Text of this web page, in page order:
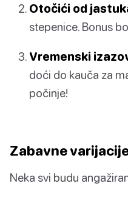
Otočići od
stepenice. Bonus
Vremenski
doći do kauča za
počinje!
Zabavne
Neka svi budu